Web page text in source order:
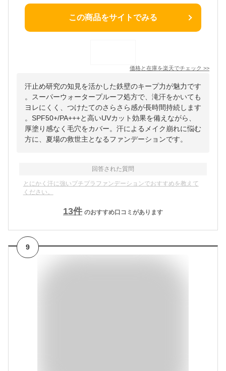
この商品をサイトでみる
価格と在庫を楽天でチェック >>
汗止め研究の知見を活かした鉄壁のキープ力が魅力です
。スーパーウォータープルーフ処方で、滝汗をかいても
ヨレにくく、つけたてのさらさら感が長時間持続します
。SPF50+/PA+++と高いUVカット効果を備えながら、
厚塗り感なく毛穴をカバー。汗によるメイク崩れに悩む
方に、夏場の救世主となるファンデーションです。
回答された質問
とにかく汗に強いプチプラファンデーションでおすすめを教えて
ください。
13件 のおすすめ口コミがあります
9